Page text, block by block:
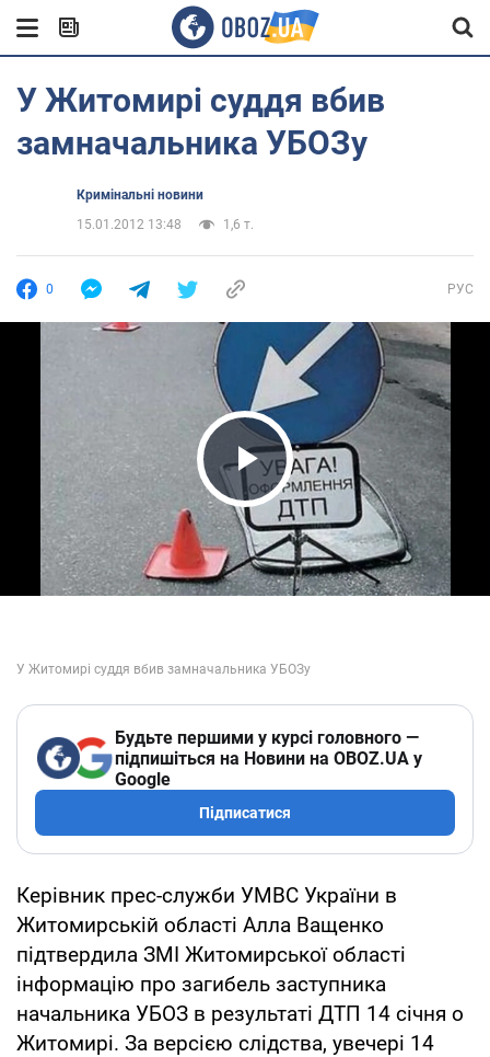
У Житомирі суддя вбив
замначальника УБОЗу
Кримінальні новини
15.01.2012 13:48
1,6 т.
0 РУС
Play Video
Будьте першими у курсі головного —
підпишіться на Новини на OBOZ.UA у
Google
Підписатися
Керівник прес-служби УМВС України в
Житомирській області Алла Ващенко
підтвердила ЗМІ Житомирської області
інформацію про загибель заступника
начальника УБОЗ в результаті ДТП 14 січня о
Житомирі. За версією слідства, увечері 14